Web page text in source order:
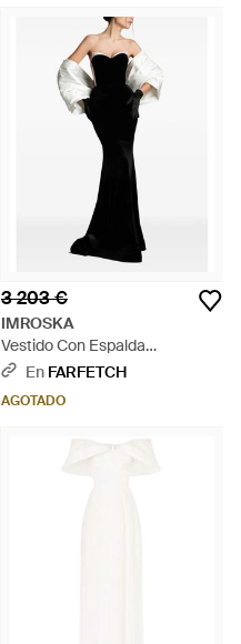
3 203 €
IMROSKA
Vestido Con Espalda
Descubierta - Negro
En FARFETCH
AGOTADO